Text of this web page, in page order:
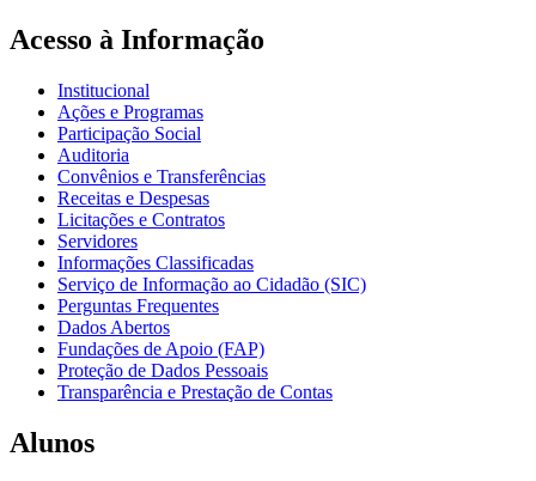
Acesso à Informação
Institucional
Ações e Programas
Participação Social
Auditoria
Convênios e Transferências
Receitas e Despesas
Licitações e Contratos
Servidores
Informações Classificadas
Serviço de Informação ao Cidadão (SIC)
Perguntas Frequentes
Dados Abertos
Fundações de Apoio (FAP)
Proteção de Dados Pessoais
Transparência e Prestação de Contas
Alunos